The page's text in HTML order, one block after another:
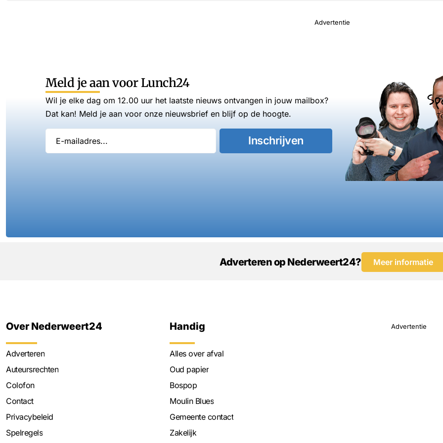
Advertentie
Meld je aan voor Lunch24
Wil je elke dag om 12.00 uur het laatste nieuws ontvangen in jouw mailbox?
Dat kan! Meld je aan voor onze nieuwsbrief en blijf op de hoogte.
Inschrijven
Adverteren op Nederweert24? Meer informatie
Over Nederweert24
Adverteren
Auteursrechten
Colofon
Contact
Privacybeleid
Spelregels
Handig
Alles over afval
Oud papier
Bospop
Moulin Blues
Gemeente contact
Zakelijk
Advertentie